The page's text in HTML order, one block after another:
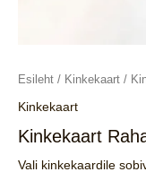
Esileht / Kinkekaart /
Kinkekaart
Kinkekaart
Vali kinkekaardile